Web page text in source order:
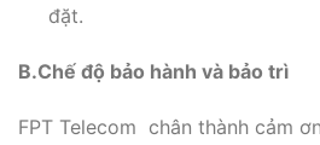
đặt.
B.Chế độ bảo hành và bảo trì
FPT Telecom chân thành cảm